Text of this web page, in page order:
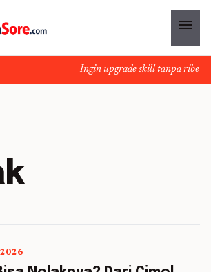
menu
Ingin upgrade skill tanpa ribet?
5 min read